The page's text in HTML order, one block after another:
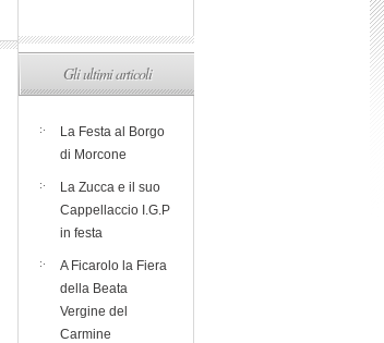
Gli ultimi articoli
La Festa al Borgo
di Morcone
La Zucca e il suo
Cappellaccio I.G.P
in festa
A Ficarolo la Fiera
della Beata
Vergine del
Carmine